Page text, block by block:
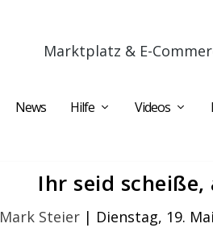
Marktplatz & E-
News Hilfe Videos
Ihr seid scheiße,
Mark Steier| Dienstag, 19.